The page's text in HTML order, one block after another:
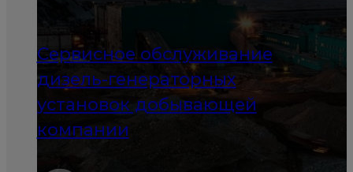
Сервисное обслуживание
дизель-генераторных
установок добывающей
компании